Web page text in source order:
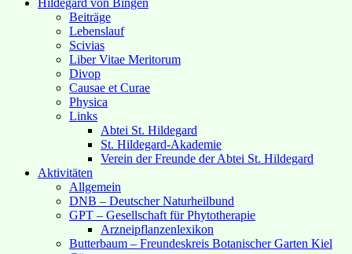
Hildegard von Bingen
Beiträge
Lebenslauf
Scivias
Liber Vitae Meritorum
Divop
Causae et Curae
Physica
Links
Abtei St. Hildegard
St. Hildegard-Akademie
Verein der Freunde der Abtei St. Hildegard
Aktivitäten
Allgemein
DNB – Deutscher Naturheilbund
GPT – Gesellschaft für Phytotherapie
Arzneipflanzenlexikon
Butterbaum – Freundeskreis Botanischer Garten Kiel